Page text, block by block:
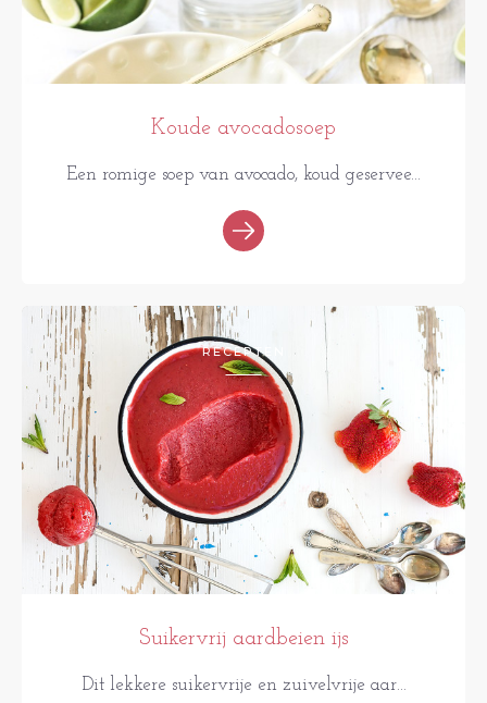
Koude avocadosoep
Een romige soep van avocado, koud geservee...
RECEPTEN
Suikervrij aardbeien ijs
Dit lekkere suikervrije en zuivelvrije aar...